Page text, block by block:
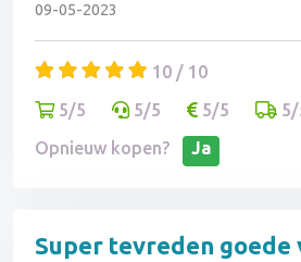
09-05-2023
10 / 10
5/5
5/5 5/5
5/
Opnieuw kopen?
Ja
Super tevreden goede